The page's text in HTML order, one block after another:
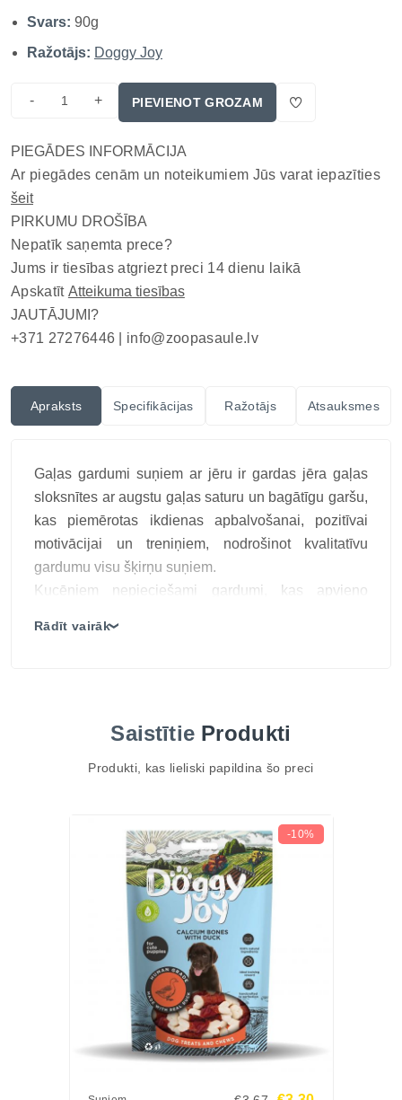
sloksnītes ir smalki našķi, kas pagatavoti no laukos audzēta
jēra. Tos va...
Svars: 90g
Ražotājs: Doggy Joy
- + PIEVIENOT GROZAM
PIEGĀDES INFORMĀCIJA
Ar piegādes cenām un noteikumiem Jūs varat iepazīties
šeit
PIRKUMU DROŠĪBA
Nepatīk saņemta prece?
Jums ir tiesības atgriezt preci 14 dienu laikā
Apskatīt Atteikuma tiesības
JAUTĀJUMI?
+371 27276446 | info@zoopasaule.lv
Apraksts Specifikācijas Ražotājs Atsauksmes
Gaļas gardumi suņiem ar jēru ir gardas jēra gaļas
sloksnītes ar augstu gaļas saturu un bagātīgu garšu,
kas piemērotas ikdienas apbalvošanai, pozitīvai
motivācijai un treniņiem, nodrošinot kvalitatīvu
gardumu visu šķirņu suņiem.
Kucēniem nepieciešami gardumi, kas apvieno
TOP 3 ieguvumi
piedevām.
kucēnam enerģiju un muskuļu attīstību.
Ērta lietošana – var dot veselus vai sadalīt mazākās
Galvenās īpašības
Pagatavotas no laukos audzēta jēra
Bagātas ar proteīniem, zems tauku saturs
Bez mākslīgām krāsvielām un konservantiem
Piemērotas treniņiem un apbalvošanai
Piemērotas visu šķirņu kucēniem
Jērs, augu izcelsmes blakusprodukti, minerālvielas.
Rādīt vairāk❯
Saistītie Produkti
Produkti, kas lieliski papildina šo preci
-10%